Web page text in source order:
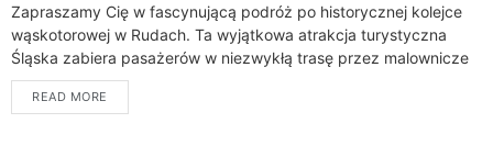
Zapraszamy Cię w fascynującą podróż po historycznej kolejce
wąskotorowej w Rudach. Ta wyjątkowa atrakcja turystyczna
Śląska zabiera pasażerów w niezwykłą trasę przez malownicze
tereny regionu.Kolejka wąskotorowa w Rudach rozpoczęła
swoją...
READ MORE